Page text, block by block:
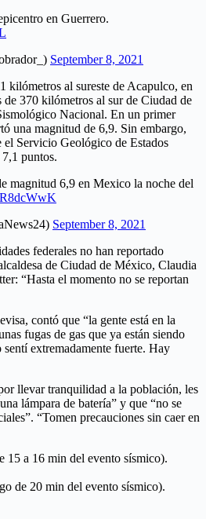
en Guerrero.
September 8, 2021
kilómetros al sureste de Acapulco, en
de 370 kilómetros al sur de Ciudad de
Nacional. En un primer
una magnitud de 6,9. Sin embargo,
Servicio Geológico de Estados
puntos.
6,9 en Mexico la noche del
September 8, 2021
federales no han reportado
de Ciudad de México, Claudia
“Hasta el momento no se reportan
contó que “la gente está en la
fugas de gas que ya están siendo
extremadamente fuerte. Hay
llevar tranquilidad a la población, les
lámpara de batería” y que “no se
“Tomen precauciones sin caer en
15 a 16 min del evento sísmico).
de 20 min del evento sísmico).